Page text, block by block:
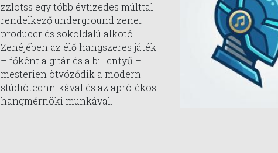
zzlotss egy több évtizedes múlttal
rendelkező underground zenei
producer és sokoldalú alkotó.
Zenéjében az élő hangszeres játék
– főként a gitár és a billentyű –
mesterien ötvöződik a modern
stúdiótechnikával és az aprólékos
hangmérnöki munkával.